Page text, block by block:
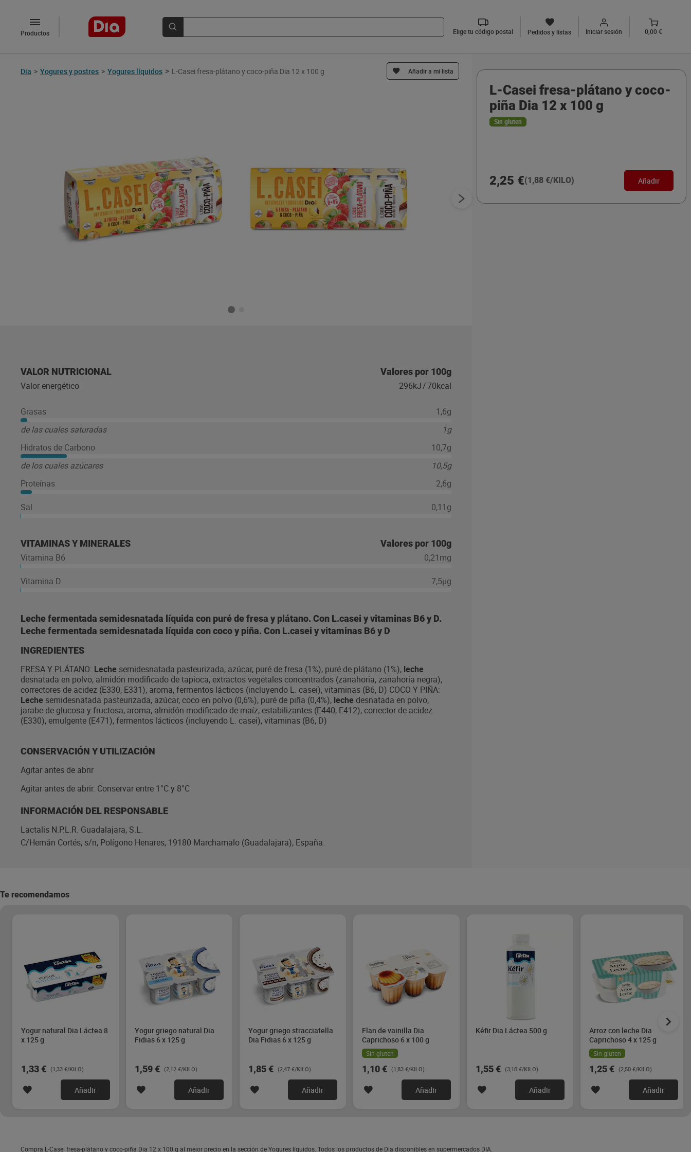
Productos Elige tu código postal Pedidos y listas Iniciar sesión 0,00 €
Dia > Yogures y postres > Yogures líquidos > L-Casei fresa-plátano y coco-piña Dia 12 x 100 g Añadir a mi lista
VALOR NUTRICIONAL Valores por 100g
Valor energético 296kJ/70kcal
Grasas
1,6g
de las cuales saturadas
1g
Hidratos de Carbono
10,7g
de los cuales azúcares
10,5g
Proteínas
2,6g
Sal 0,11g
VITAMINAS Y MINERALES Valores por 100g
Vitamina B6 0,21mg
Vitamina D 7,5µg
Leche fermentada semidesnatada líquida con puré de fresa y plátano. Con L.casei y vitaminas B6 y D.
Leche fermentada semidesnatada líquida con coco y piña. Con L.casei y vitaminas B6 y D
INGREDIENTES
FRESA Y PLÁTANO: Leche semidesnatada pasteurizada, azúcar, puré de fresa (1%), puré de plátano (1%), leche
desnatada en polvo, almidón modificado de tapioca, extractos vegetales concentrados (zanahoria, zanahoria negra),
correctores de acidez (E330, E331), aroma, fermentos lácticos (incluyendo L. casei), vitaminas (B6, D) COCO Y PIÑA:
Leche semidesnatada pasteurizada, azúcar, coco en polvo (0,6%), puré de piña (0,4%), leche desnatada en polvo,
jarabe de glucosa y fructosa, aroma, almidón modificado de maíz, estabilizantes (E440, E412), corrector de acidez
(E330), emulgente (E471), fermentos lácticos (incluyendo L. casei), vitaminas (B6, D)
CONSERVACIÓN Y UTILIZACIÓN
Agitar antes de abrir
Agitar antes de abrir. Conservar entre 1°C y 8°C
INFORMACIÓN DEL RESPONSABLE
Lactalis N.P.L.R. Guadalajara, S.L.
C/Hernán Cortés, s/n, Polígono Henares, 19180 Marchamalo (Guadalajara), España.
L-Casei fresa-plátano y coco-
piña Dia 12 x 100 g
Sin gluten
2,25 €(1,88 €/KILO) Añadir
Te recomendamos
Yogur natural Dia Láctea 8
x 125 g
1,33 € (1,33 €/KILO)
Añadir
Yogur griego natural Dia
Fidias 6 x 125 g
1,59 € (2,12 €/KILO)
Añadir
Yogur griego stracciatella
Dia Fidias 6 x 125 g
1,85 € (2,47 €/KILO)
Añadir
Flan de vainilla Dia
Caprichoso 6 x 100 g
Sin gluten
1,10 € (1,83 €/KILO)
Añadir
Kéfir Dia Láctea 500 g
1,55 € (3,10 €/KILO)
Añadir
Arroz con leche Dia
Caprichoso 4 x 125 g
Sin gluten
1,25 € (2,50 €/KILO)
Añadir
Compra L-Casei fresa-plátano y coco-piña Dia 12 x 100 g al mejor precio en la sección de Yogures líquidos. Todos los productos de Dia disponibles en supermercados DIA.